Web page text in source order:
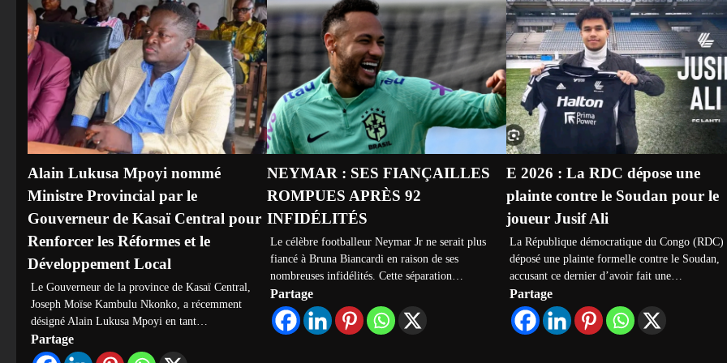
Alain Lukusa Mpoyi nommé
Ministre Provincial par le
Gouverneur de Kasaï Central pour
Renforcer les Réformes et le
Développement Local
Le Gouverneur de la province de Kasaï Central,
Joseph Moïse Kambulu Nkonko, a récemment
désigné Alain Lukusa Mpoyi en tant…
Partage
NEYMAR : SES FIANÇAILLES
ROMPUES APRÈS 92
INFIDÉLITÉS
Le célèbre footballeur Neymar Jr ne serait plus
fiancé à Bruna Biancardi en raison de ses
nombreuses infidélités. Cette séparation…
Partage
E 2026 : La RDC dépose une
plainte contre le Soudan pour le
joueur Jusif Ali
La République démocratique du Congo (RDC)
déposé une plainte formelle contre le Soudan,
accusant ce dernier d’avoir fait une…
Partage